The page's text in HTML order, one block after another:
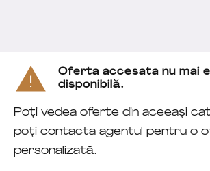
Oferta accesata nu mai
disponibilă.
Poți vedea oferte din aceeași
poți contacta agentul pentru o
personalizată.